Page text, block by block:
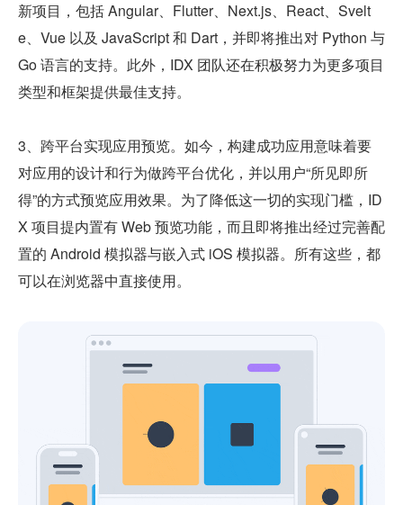
新项目，包括 Angular、Flutter、Next.js、React、Svelt
e、Vue 以及 JavaScript 和 Dart，并即将推出对 Python 与
Go 语言的支持。此外，IDX 团队还在积极努力为更多项目
类型和框架提供最佳支持。
3、跨平台实现应用预览。如今，构建成功应用意味着要
对应用的设计和行为做跨平台优化，并以用户“所见即所
得”的方式预览应用效果。为了降低这一切的实现门槛，ID
X 项目提内置有 Web 预览功能，而且即将推出经过完善配
置的 Android 模拟器与嵌入式 iOS 模拟器。所有这些，都
可以在浏览器中直接使用。